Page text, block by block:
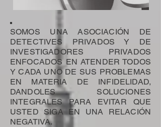
SOMOS UNA ASOCIACIÓN DE
DETECTIVES PRIVADOS Y DE
INVESTIGADORES PRIVADOS
ENFOCADOS EN ATENDER TODOS
Y CADA UNO DE SUS PROBLEMAS
EN MATERIA DE INFIDELIDAD,
DANDOLES SOLUCIONES
INTEGRALES PARA EVITAR QUE
USTED SIGA EN UNA RELACIÓN
NEGATIVA.